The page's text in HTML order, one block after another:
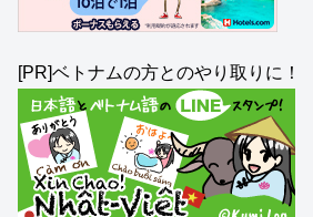
[PR]ベトナムの方とのやり取りに！